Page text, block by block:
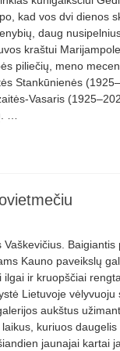
kad vos dvi dienos
daug
kraštui
piliečių, meno
Stankūnienės
Vasaris
…
Vaškevičius. Baigiantis
Kauno paveikslų
ilgai ir kruopščiai
Lietuvoje vėlyvuoju
aukštus
kuriuos daugelis
jaunajai kartai